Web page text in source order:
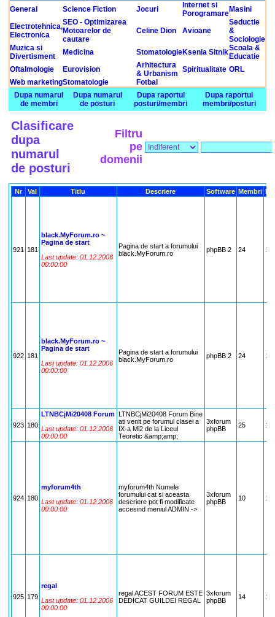
General
Science Fiction Jocuri
Internet si
PorogramareMasini
Electrotehnica,
Electronica
SEO - Optimizarea
Motoarelor de
cautare
Celine Dion Avioane
Seductie
&
Sociologie
Muzica si
Divertisment
Medicina StomatologieKsenia SitnikScoala &
Educatie
Oftalmologie
Eurovision
Arhitectura
& Urbanism Spiritualitate ORL
Web marketingStomatologie
Fotbal
Dupa numarul
de membri
Dupa numarul
de posturi
Dupa raportul
posturi/membri
Dupa raportul
membri/posturi
Clasificare
dupa
numarul
de posturi
Filtru
pe
domenii
Nr Val Titlu Descriere Software Membri
921 181
black.MyForum.ro ~
Pagina de start
Last update: 01.12.2006
00:00:00
Pagina de start a forumului
black.MyForum.ro
phpBB 2 24
922 181
black.MyForum.ro ~
Pagina de start
Last update: 01.12.2006
00:00:00
Pagina de start a forumului
black.MyForum.ro
phpBB 2 24
923 180
LTNBCjMi20408 Forum
Last update: 01.12.2006
00:00:00
LTNBCjMi20408 Forum Bine
ati venit pe forumul clasei a
IX-a Mi2 de la Liceul
Teoretic &amp;amp;
3xforum
phpBB
25
924 180
myforum4th
Last update: 01.12.2006
00:00:00
myforum4th Numele
forumului cat si aceasta
descriere pot fi modificate
accesind meniul ADMIN ->
3xforum
phpBB
10
925 179
regal
Last update: 01.12.2006
00:00:00
regal ACEST FORUM ESTE
DEDICAT GUILDEI REGAL
3xforum
phpBB
14